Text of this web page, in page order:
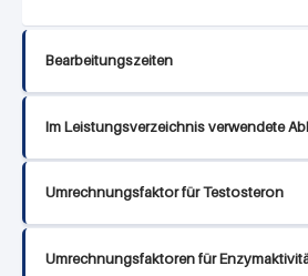
Bearbeitungszeiten
Im Leistungsverzeichnis verwendete
Umrechnungsfaktor für Testosteron
Umrechnungsfaktoren für